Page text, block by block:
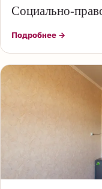
Социально-
Подробнее →